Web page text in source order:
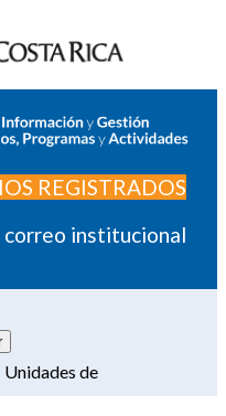
REGISTRADOS
correo institucional
Unidades de